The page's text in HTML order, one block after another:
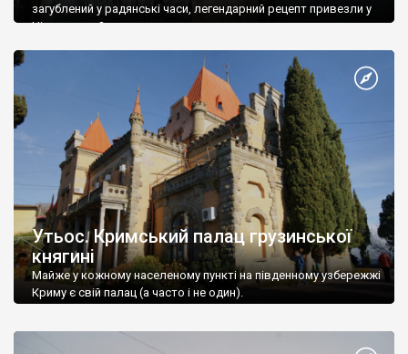
загублений у радянські часи, легендарний рецепт привезли у
Ніжин греки?
Утьос. Кримський палац грузинської
княгині
Майже у кожному населеному пункті на південному узбережжі
Криму є свій палац (а часто і не один).